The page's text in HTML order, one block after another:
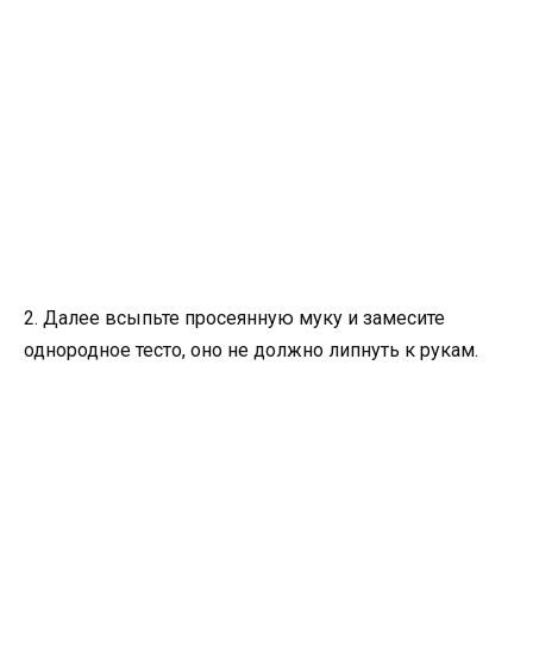
2. Далее всыпьте просеянную муку и замесите
однородное тесто, оно не должно липнуть к рукам.